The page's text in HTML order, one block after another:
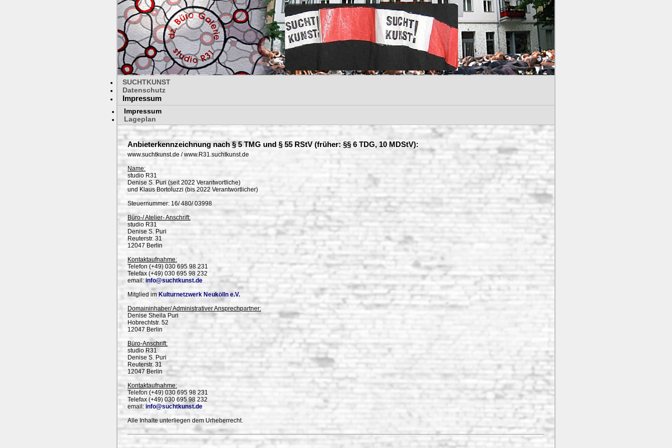
SUCHTKUNST
Datenschutz
Impressum
Impressum
Lageplan
Anbieterkennzeichnung nach § 5 TMG und § 55 RStV (früher: §§ 6 TDG, 10 MDStV):
www.suchtkunst.de / www.R31.suchtkunst.de
Name:
studio R31
Denise S. Puri (seit 2022 Verantwortliche)
und Klaus Bortoluzzi (bis 2022 Verantwortlicher)
Steuernummer: 16/ 480/ 03998
Büro-/ Atelier- Anschrift:
studio R31
Denise S. Puri
Reuterstr. 31
12047 Berlin
Kontaktaufnahme:
Telefon (+49) 030 695 98 231
Telefax (+49) 030 695 98 232
email: info@suchtkunst.de
Mitglied im Kulturnetzwerk Neukölln e.V.
Domaininhaber/ Administrativer Ansprechpartner:
Denise Sheila Puri
Hobrechtstr. 52
12047 Berlin
Büro-Anschrift:
studio R31
Denise S. Puri
Reuterstr. 31
12047 Berlin
Kontaktaufnahme:
Telefon (+49) 030 695 98 231
Telefax (+49) 030 695 98 232
email: info@suchtkunst.de
Alle Inhalte unterliegen dem Urheberrecht.